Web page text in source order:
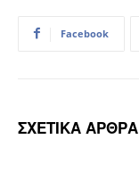
Facebook
ΣΧΕΤΙΚΑ ΑΡΘΡΑ